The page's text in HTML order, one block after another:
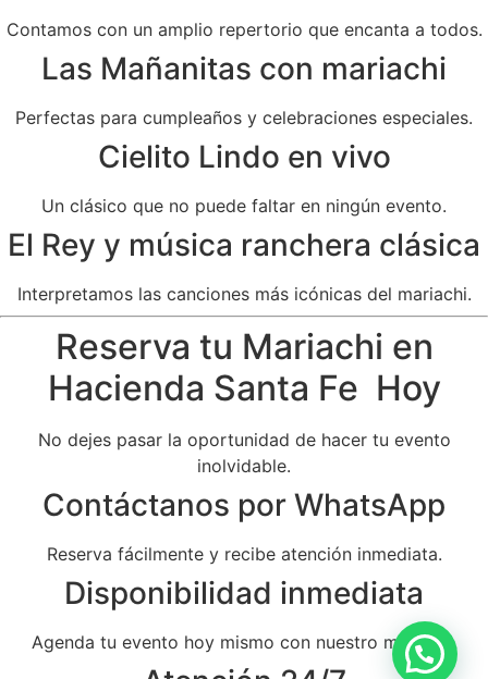
Contamos con un amplio repertorio que encanta a todos.
Las Mañanitas con mariachi
Perfectas para cumpleaños y celebraciones especiales.
Cielito Lindo en vivo
Un clásico que no puede faltar en ningún evento.
El Rey y música ranchera clásica
Interpretamos las canciones más icónicas del mariachi.
Reserva tu Mariachi en
Hacienda Santa Fe Hoy
No dejes pasar la oportunidad de hacer tu evento
inolvidable.
Contáctanos por WhatsApp
Reserva fácilmente y recibe atención inmediata.
Disponibilidad inmediata
Agenda tu evento hoy mismo con nuestro mariachi.